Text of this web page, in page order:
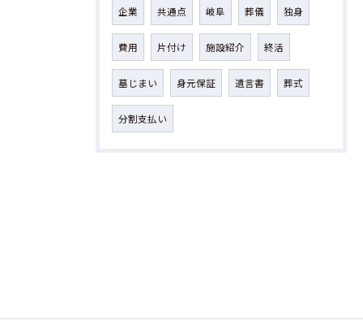
企業 共通点 岐阜 葬儀 独身
費用 片付け 施設紹介 終活
墓じまい 身元保証 遺言書 葬式
分割支払い